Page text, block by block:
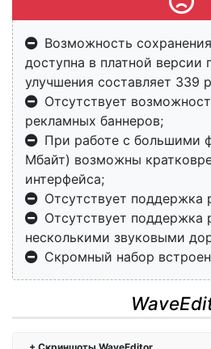
Возможность
доступна в платной версии
улучшения составляет 339
Отсутствует
рекламных баннеров;
При работе с большими
Мбайт) возможны
интерфейса;
Отсутствует поддержка
Отсутствует поддержка
несколькими звуковыми
Скромный набор